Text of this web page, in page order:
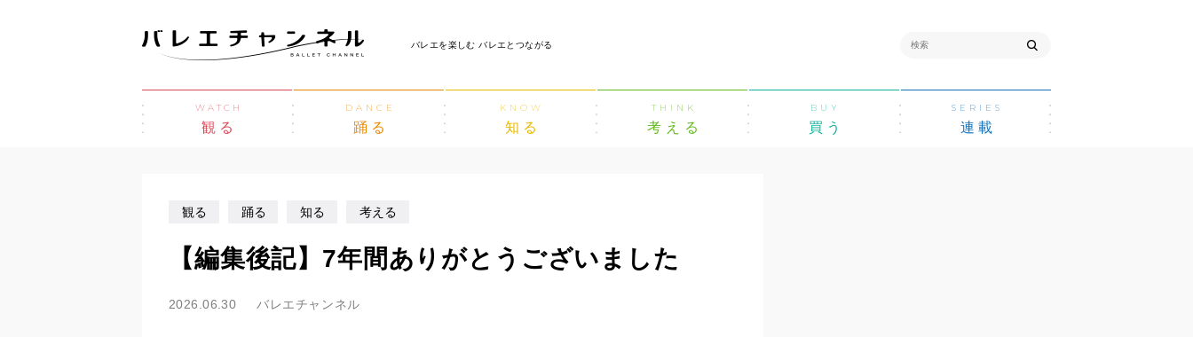
バレエを楽しむ バレエとつながる
WATCH
観る
DANCE
踊る
KNOW
知る
THINK
考える
BUY
買う
SERIES
連載
観る 踊る 知る 考える
【編集後記】7年間ありがとうございました
2026.06.30 バレエチャンネル